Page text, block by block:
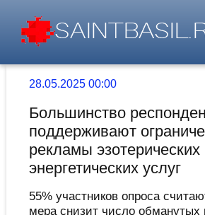
28.05.2025 00:00
Большинство
поддерживают
рекламы эзотерических
энергетических услуг
55% участников опроса
мера снизит число обманутых